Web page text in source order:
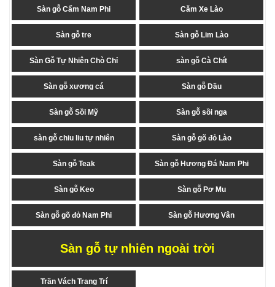
Sàn gỗ Cẩm Nam Phi Căm Xe Lào
Sàn gỗ tre Sàn gỗ Lim Lào
Sàn Gỗ Tự Nhiên Chò Chỉ sàn gỗ Cà Chít
Sàn gỗ xương cá Sàn gỗ Dầu
Sàn gỗ Sồi Mỹ Sàn gỗ sồi nga
sàn gỗ chiu liu tự nhiên Sàn gỗ gõ đỏ Lào
Sàn gỗ Teak Sàn gỗ Hương Đá Nam Phi
Sàn gỗ Keo Sàn gỗ Pơ Mu
Sàn gỗ gõ đỏ Nam Phi Sàn gỗ Hương Vân
Sàn gỗ tự nhiên ngoài trời
Trần Vách Trang Trí